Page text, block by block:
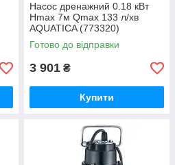
Насос дренажний 0.18 кВт
Hmax 7м Qmax 133 л/хв
AQUATICA (773320)
Готово до відправки
3 901 ₴
Купити